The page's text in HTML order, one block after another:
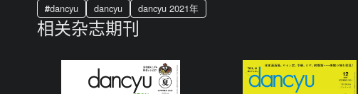
dancyu dancyu dancyu 2021年
相关杂志期刊